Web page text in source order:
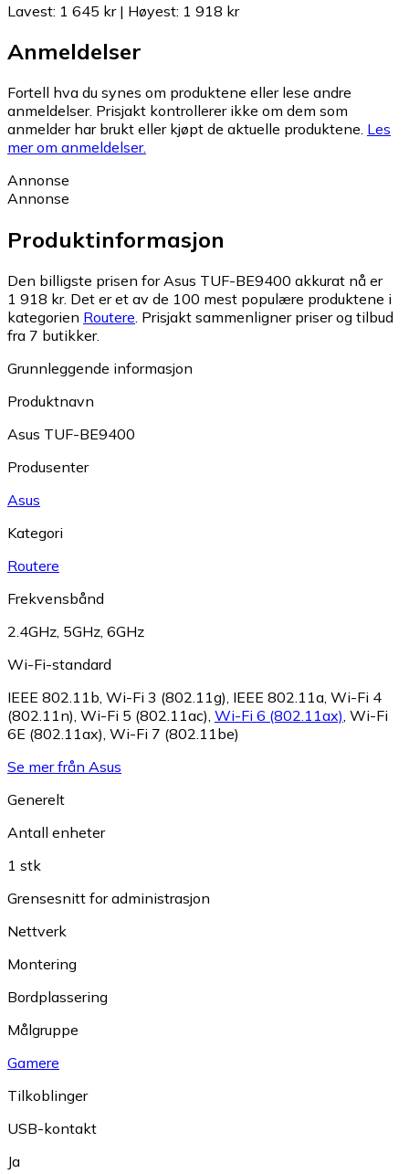
Lavest: 1 645 kr| Høyest: 1 918 kr
Anmeldelser
Fortell hva du synes om produktene eller lese andre
anmeldelser. Prisjakt kontrollerer ikke om dem som
anmelder har brukt eller kjøpt de aktuelle produktene. Les
mer om anmeldelser.
Annonse
Annonse
Produktinformasjon
Den billigste prisen for Asus TUF-BE9400 akkurat nå er
1 918 kr. Det er et av de 100 mest populære produktene i
kategorien Routere. Prisjakt sammenligner priser og tilbud
fra 7 butikker.
Grunnleggende informasjon
Produktnavn
Asus TUF-BE9400
Produsenter
Asus
Kategori
Routere
Frekvensbånd
2.4GHz, 5GHz, 6GHz
Wi-Fi-standard
IEEE 802.11b, Wi-Fi 3 (802.11g), IEEE 802.11a, Wi-Fi 4
(802.11n), Wi-Fi 5 (802.11ac), Wi-Fi 6 (802.11ax), Wi-Fi
6E (802.11ax), Wi-Fi 7 (802.11be)
Se mer från Asus
Generelt
Antall enheter
1 stk
Grensesnitt for administrasjon
Nettverk
Montering
Bordplassering
Målgruppe
Gamere
Tilkoblinger
USB-kontakt
Ja